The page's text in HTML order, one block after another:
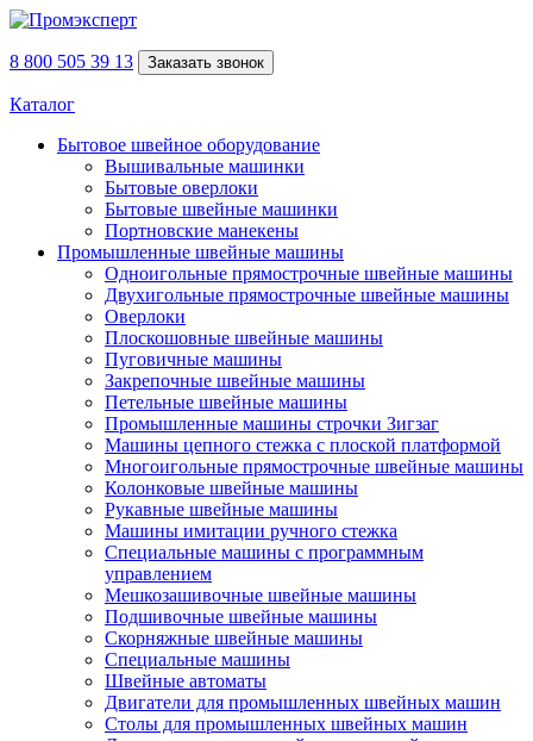
8 800 505 39 13 Заказать звонок
Каталог
Бытовое швейное оборудование
Вышивальные машинки
Бытовые оверлоки
Бытовые швейные машинки
Портновские манекены
Промышленные швейные машины
Одноигольные прямострочные швейные машины
Двухигольные прямострочные швейные машины
Оверлоки
Плоскошовные швейные машины
Пуговичные машины
Закрепочные швейные машины
Петельные швейные машины
Промышленные машины строчки Зигзаг
Машины цепного стежка с плоской платформой
Многоигольные прямострочные швейные машины
Колонковые швейные машины
Рукавные швейные машины
Машины имитации ручного стежка
Специальные машины с программным
управлением
Мешкозашивочные швейные машины
Подшивочные швейные машины
Скорняжные швейные машины
Специальные машины
Швейные автоматы
Двигатели для промышленных швейных машин
Столы для промышленных швейных машин